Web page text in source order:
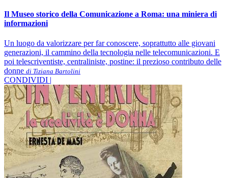
Il Museo storico della Comunicazione a Roma: una miniera di
informazioni
Un luogo da valorizzare per far conoscere, soprattutto alle giovani
generazioni, il cammino della tecnologia nelle telecomunicazioni. E
poi telescriventiste, centraliniste, postine: il prezioso contributo delle
donne di Tiziana Bartolini
CONDIVIDI |